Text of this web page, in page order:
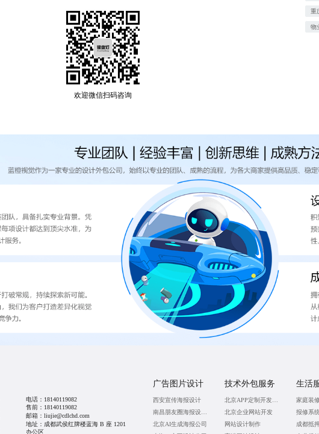
欢迎微信扫码咨询
重
物
电话： 18140119082
售前： 18140119082
邮箱：liujie@cdlchd.com
地址：成都武侯红牌楼蓝海 B 座 1201
办公区
广告图片设计
西安宣传海报设计
南昌朋友圈海报设计公司
北京AI生成海报公司
技术外包服务
北京APP定制开发公司
北京企业网站开发
网站设计制作
生活
家庭装
报修系